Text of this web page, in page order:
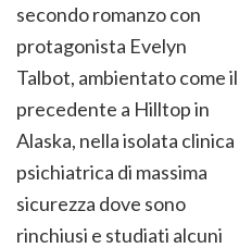
secondo romanzo con
protagonista Evelyn
Talbot, ambientato come il
precedente a Hilltop in
Alaska, nella isolata clinica
psichiatrica di massima
sicurezza dove sono
rinchiusi e studiati alcuni